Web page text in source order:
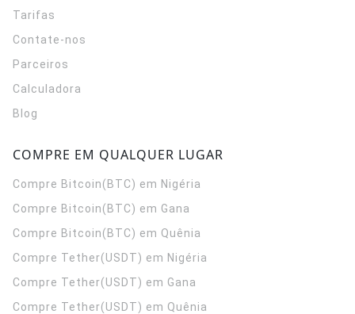
Tarifas
Contate-nos
Parceiros
Calculadora
Blog
COMPRE EM QUALQUER LUGAR
Compre Bitcoin(BTC) em Nigéria
Compre Bitcoin(BTC) em Gana
Compre Bitcoin(BTC) em Quênia
Compre Tether(USDT) em Nigéria
Compre Tether(USDT) em Gana
Compre Tether(USDT) em Quênia